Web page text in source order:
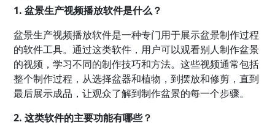
1. 盆景生产视频播放软件是什么？
盆景生产视频播放软件是一种专门用于展示盆景制作过程
的软件工具。通过这类软件，用户可以观看别人制作盆景
的视频，学习不同的制作技巧和方法。这些视频通常包括
整个制作过程，从选择盆器和植物，到摆放和修剪，直到
最后展示成品，让观众了解到制作盆景的每一个步骤。
2. 这类软件的主要功能有哪些？